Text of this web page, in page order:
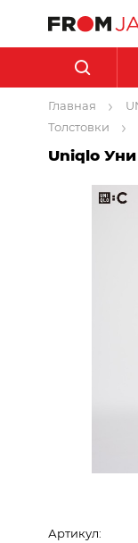
Главная
Толстовки
Uniqlo Уни
Артикул: